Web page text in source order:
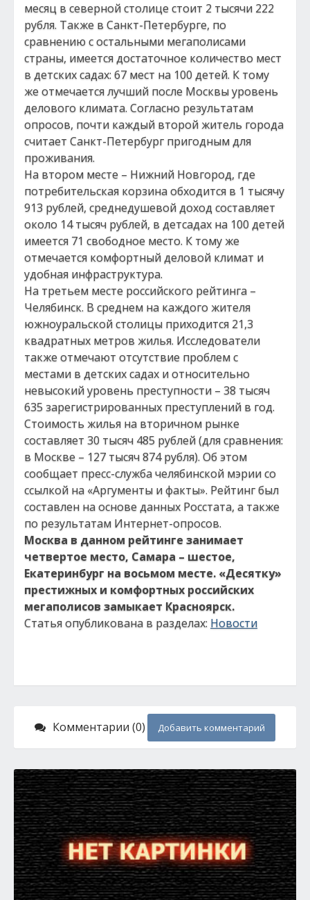
месяц в северной столице стоит 2 тысячи 222
рубля. Также в Санкт-Петербурге, по
сравнению с остальными мегаполисами
страны, имеется достаточное количество мест
в детских садах: 67 мест на 100 детей. К тому
же отмечается лучший после Москвы уровень
делового климата. Согласно результатам
опросов, почти каждый второй житель города
считает Санкт-Петербург пригодным для
проживания.
На втором месте – Нижний Новгород, где
потребительская корзина обходится в 1 тысячу
913 рублей, среднедушевой доход составляет
около 14 тысяч рублей, в детсадах на 100 детей
имеется 71 свободное место. К тому же
отмечается комфортный деловой климат и
удобная инфраструктура.
На третьем месте российского рейтинга –
Челябинск. В среднем на каждого жителя
южноуральской столицы приходится 21,3
квадратных метров жилья. Исследователи
также отмечают отсутствие проблем с
местами в детских садах и относительно
невысокий уровень преступности – 38 тысяч
635 зарегистрированных преступлений в год.
Стоимость жилья на вторичном рынке
составляет 30 тысяч 485 рублей (для сравнения:
в Москве – 127 тысяч 874 рубля). Об этом
сообщает пресс-служба челябинской мэрии со
ссылкой на «Аргументы и факты». Рейтинг был
составлен на основе данных Росстата, а также
по результатам Интернет-опросов.
Москва в данном рейтинге занимает
четвертое место, Самара – шестое,
Екатеринбург на восьмом месте. «Десятку»
престижных и комфортных российских
мегаполисов замыкает Красноярск.
Статья опубликована в разделах: Новости
Комментарии (0) Добавить комментарий